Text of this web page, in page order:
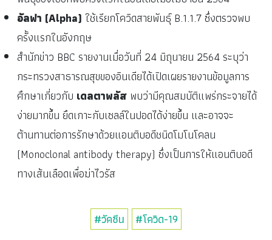
อัลฟา (Alpha) ใช้เรียกโควิดสายพันธุ์ B.1.1.7 ซึ่งตรวจพบ
ครั้งแรกในอังกฤษ
สำนักข่าว BBC รายงานเมื่อวันที่ 24 มิถุนายน 2564 ระบุว่า
กระทรวงสาธารณสุขของอินเดียได้เปิดเผยรายงานข้อมูลการ
ศึกษาเกี่ยวกับ เดลตาพลัส พบว่ามีคุณสมบัติแพร่กระจายได้
ง่ายมากขึ้น ยึดเกาะกับเซลล์ในปอดได้ง่ายขึ้น และอาจจะ
ต้านทานต่อการรักษาด้วยแอนติบอดีชนิดโมโนโคลน
(Monoclonal antibody therapy) ซึ่งเป็นการให้แอนติบอดี
ทางเส้นเลือดเพื่อฆ่าไวรัส
#วัคซีน #โควิด-19